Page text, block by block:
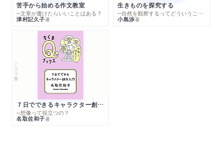
苦手から始める作文教室
─文章が書けたらいいことはある？
津村記久子著
生きものを探究する
─自然を観察するってどういうこと？
小島渉著
シリーズ・全集
７日でできるキャラクター創作入門
─想像って役立つの？
名取佐和子著